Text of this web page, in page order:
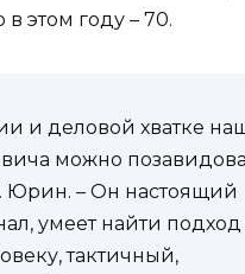
этом году – 70.
и деловой хватке
можно
Юрин. – Он настоящий
умеет найти подход
тактичный,